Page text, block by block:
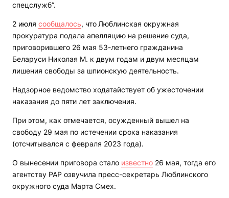
спецслужб”.
2 июля сообщалось, чтоЛюблинская окружная
прокуратура подала апелляцию на решение суда,
приговорившего 26 мая 53-летнего гражданина
Беларуси Николая М. к двум годам и двум месяцам
лишения свободы за шпионскую деятельность.
Надзорное ведомство ходатайствует об ужесточении
наказания до пяти лет заключения.
При этом, как отмечается, осужденный вышел на
свободу 29 мая по истечении срока наказания
(отсчитывался с февраля 2023 года).
О вынесении приговора стало известно 26 мая, тогда его
агентству РАР озвучила пресс-секретарь Люблинского
окружного суда Марта Смех.